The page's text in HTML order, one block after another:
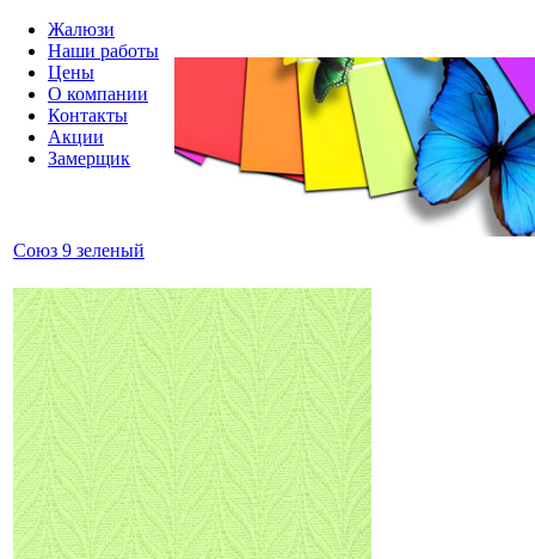
Жалюзи
Наши работы
Цены
О компании
Контакты
Акции
Замерщик
Союз 9 зеленый